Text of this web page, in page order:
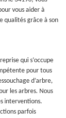
vous aider à
qualités grâce à son
qui s’occupe
pour tous
d’arbre,
les arbres. Nous
interventions.
parfois